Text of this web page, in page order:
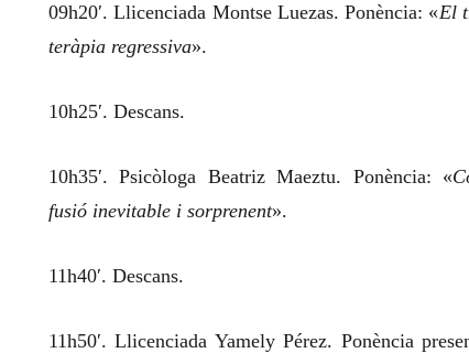
09h20′. Llicenciada Montse Luezas. Ponència: «El
teràpia regressiva».
10h25′. Descans.
10h35′. Psicòloga Beatriz Maeztu. Ponència: «
fusió inevitable i sorprenent».
11h40′. Descans.
11h50′. Llicenciada Yamely Pérez. Ponència